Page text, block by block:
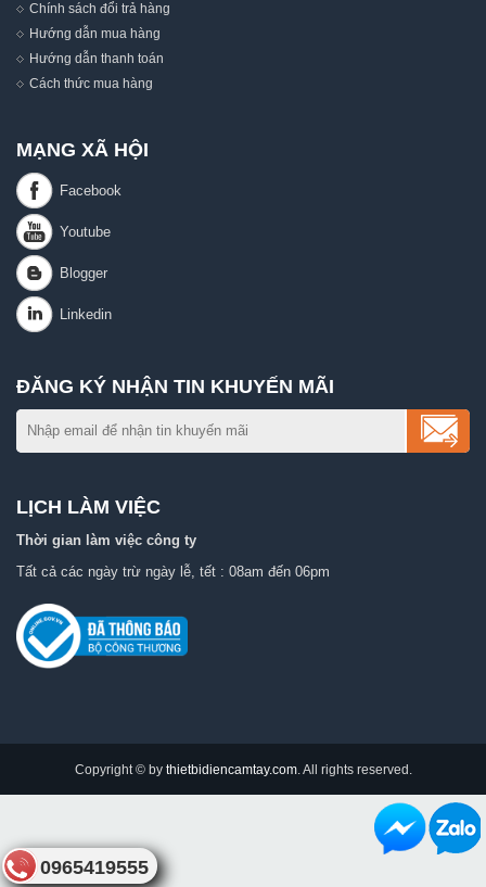
Chính sách đổi trả hàng
Hướng dẫn mua hàng
Hướng dẫn thanh toán
Cách thức mua hàng
MẠNG XÃ HỘI
ĐĂNG KÝ NHẬN TIN KHUYẾN MÃI
LỊCH LÀM VIỆC
Thời gian làm việc công ty
Tất cả các ngày trừ ngày lễ, tết : 08am đến 06pm
Copyright © by thietbidiencamtay.com. All rights reserved.
0965419555